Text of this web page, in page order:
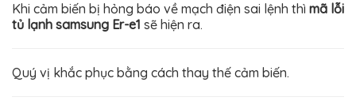
Khi cảm biến bị hỏng báo về mạch điện sai lệnh thì mã lỗi
tủ lạnh samsung Er-e1 sẽ hiện ra.
Quý vị khắc phục bằng cách thay thế cảm biến.